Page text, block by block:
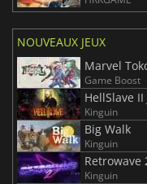
NOUVEAUX JEUX
Marvel
Game Boost
HellSlave
Kinguin
Big Walk
Kinguin
Retrowave
Kinguin